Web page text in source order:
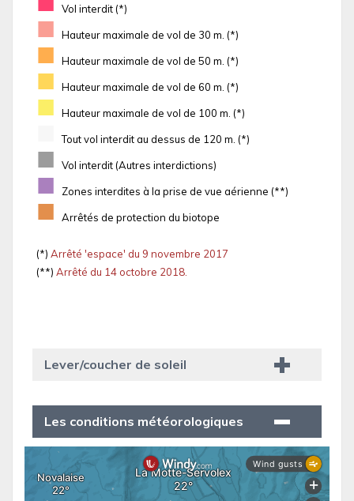
Vol interdit (*)
■ Hauteur maximale de vol de 30 m. (*)
■ Hauteur maximale de vol de 50 m. (*)
■ Hauteur maximale de vol de 60 m. (*)
■ Hauteur maximale de vol de 100 m. (*)
Tout vol interdit au dessus de 120 m. (*)
■ Vol interdit (Autres interdictions)
■ Zones interdites à la prise de vue aérienne (**)
■ Arrêtés de protection du biotope
(*) Arrêté 'espace' du 9 novembre 2017
(**) Arrêté du 14 octobre 2018.
Lever/coucher de soleil
Les conditions météorologiques